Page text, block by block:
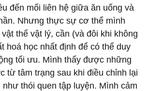
đến mối liên hệ giữa ăn uống và
Nhưng thực sự cơ thể mình
thể vật lý, cần (và đôi khi không
hoá học nhất định để có thể duy
tối ưu. Mình thấy được những
từ tâm trạng sau khi điều chỉnh lại
như thói quen tập luyện. Mình cảm